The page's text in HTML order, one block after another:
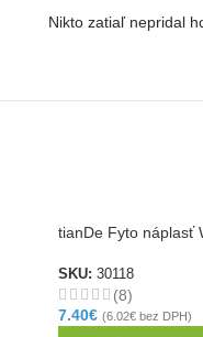
Nikto zatiaľ nepridal
tianDe Fyto náplasť
SKU: 30118
(8)
7.40€ (6.02€ bez DPH)